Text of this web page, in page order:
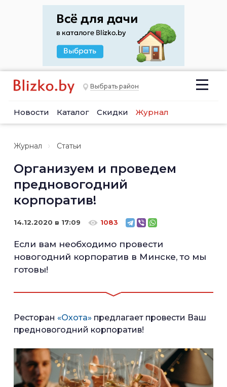
Выбрать район
Новости Каталог Скидки Журнал
Журнал Статьи
Организуем и проведем
предновогодний
корпоратив!
14.12.2020 в 17:09 1083
Если вам необходимо провести
новогодний корпоратив в Минске, то мы
готовы!
Ресторан «Охота» предлагает провести Ваш
предновогодний корпоратив!